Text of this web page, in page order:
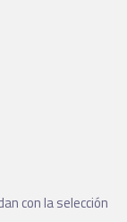
con la selección